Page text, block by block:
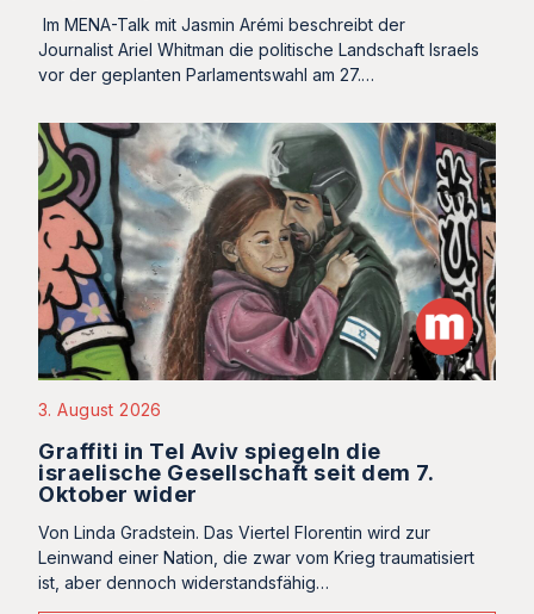
Im MENA-Talk mit Jasmin Arémi beschreibt der
Journalist Ariel Whitman die politische Landschaft Israels
vor der geplanten Parlamentswahl am 27.…
3. August 2026
Graffiti in Tel Aviv spiegeln die
israelische Gesellschaft seit dem 7.
Oktober wider
Von Linda Gradstein. Das Viertel Florentin wird zur
Leinwand einer Nation, die zwar vom Krieg traumatisiert
ist, aber dennoch widerstandsfähig…